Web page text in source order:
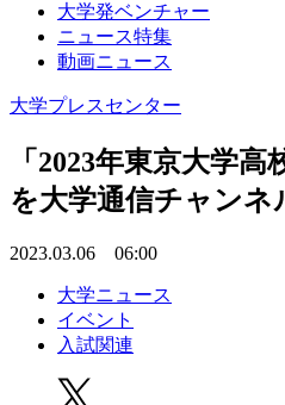
大学発ベンチャー
ニュース特集
動画ニュース
大学プレスセンター
「2023年東京大学高
を大学通信チャンネ
2023.03.06 06:00
大学ニュース
イベント
入試関連